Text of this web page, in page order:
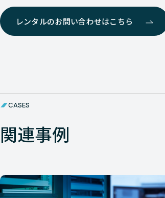
レンタルのお問い合わせはこちら
CASES
関連事例